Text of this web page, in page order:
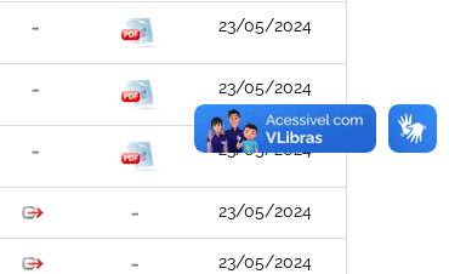
23/05/2024
23/05/2024
23/05/2024
23/05/2024
23/05/2024